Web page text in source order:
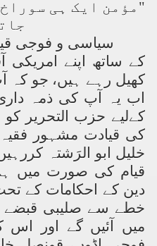
"مؤمن ایک ہی
سیاسی و فوجی
کے ساتھ اپنے امریکی
کھیل رہے ہیں، جو
اب یہ آپ کی ذمہ
کےلیے حزب التحریر
کی قیادت مشہور
خلیل ابو الرَشتہ
قیام کی صورت میں
دین کے احکامات کے
خطے سے صلیبی قبضے
میں آئیں گے اور اس